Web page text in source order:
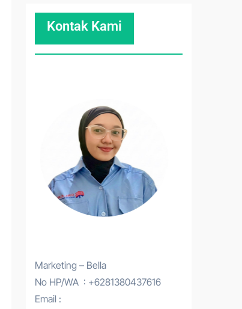
Kontak Kami
Marketing – Bella
No HP/WA : +6281380437616
Email :